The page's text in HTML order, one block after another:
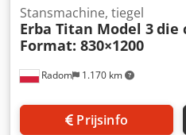
Radom 1.170 km
Stansmachine, tiegel
Erba Titan Model 3die
Format: 830×1200
Prijsinfo